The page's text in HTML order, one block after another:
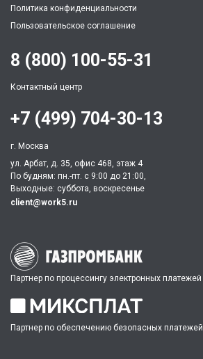
Политика конфиденциальности
Пользовательское соглашение
Партнер по процессингу электронных платежей
Партнер по обеспечению безопасных платежей
8 (800) 100-55-31
Контактный центр
+7 (499) 704-30-13
г. Москва
ул. Арбат, д. 35, офис 468, этаж 4
По будням: пн.-пт. c 9:00 до 21:00,
Выходные: суббота, воскресенье
client@work5.ru